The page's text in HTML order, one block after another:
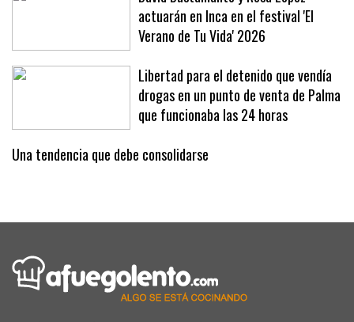
David Bustamante y Rosa López
actuarán en Inca en el festival 'El
Verano de Tu Vida' 2026
Libertad para el detenido que vendía
drogas en un punto de venta de Palma
que funcionaba las 24 horas